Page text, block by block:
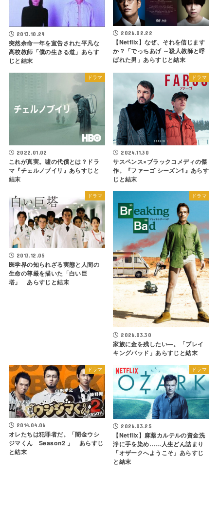
2013.10.29
突然余命一年を宣告された平凡な
高校教師「僕の生きる道」あらす
じと結末
2026.02.22
【Netflix】なぜ、それを信じます
か？「でっちあげ ～殺人教師と呼
ばれた男」あらすじと結末
ドラマ
2022.01.02
これが真実。噓の代償とは？ドラ
マ『チェルノブイリ』あらすじと
結末
ドラマ
2024.11.30
サスペンス×ブラックコメディの傑
作。『ファーゴ シーズン1』あらす
じと結末
ドラマ
2013.12.05
医学界の知られざる実態と人間の
生命の尊厳を描いた「白い巨
塔」 あらすじと結末
ドラマ
2026.03.30
家族に金を残したい―。「ブレイ
キングバッド」あらすじと結末
ドラマ
2014.04.06
オレたちは犯罪者だ。「闇金ウシ
ジマくん Season2 」 あらすじ
と結末
ドラマ
2026.03.25
【Netflix】麻薬カルテルの資金洗
浄に手を染め……人生どん詰まり
「オザークへようこそ」あらすじ
と結末